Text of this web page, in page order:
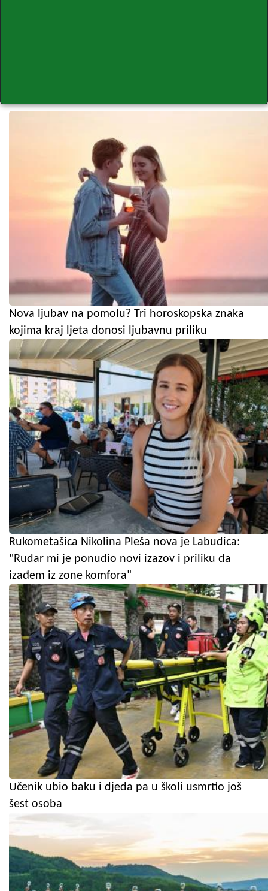
Nova ljubav na pomolu? Tri horoskopska znaka
kojima kraj ljeta donosi ljubavnu priliku
Rukometašica Nikolina Pleša nova je Labudica:
"Rudar mi je ponudio novi izazov i priliku da
izađem iz zone komfora"
Učenik ubio baku i djeda pa u školi usmrtio još
šest osoba